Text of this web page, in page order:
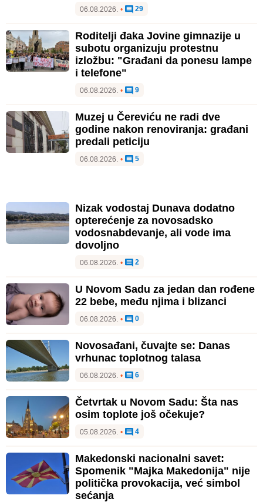
06.08.2026. • 29
Roditelji đaka Jovine gimnazije u
subotu organizuju protestnu
izložbu: "Građani da ponesu lampe
i telefone"
06.08.2026. • 9
Muzej u Čereviću ne radi dve
godine nakon renoviranja: građani
predali peticiju
06.08.2026. • 5
Nizak vodostaj Dunava dodatno
opterećenje za novosadsko
vodosnabdevanje, ali vode ima
dovoljno
06.08.2026. • 2
U Novom Sadu za jedan dan rođene
22 bebe, među njima i blizanci
06.08.2026. • 0
Novosađani, čuvajte se: Danas
vrhunac toplotnog talasa
06.08.2026. • 6
Četvrtak u Novom Sadu: Šta nas
osim toplote još očekuje?
05.08.2026. • 4
Makedonski nacionalni savet:
Spomenik "Majka Makedonija" nije
politička provokacija, već simbol
sećanja